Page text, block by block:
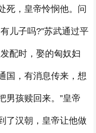
死，皇帝怜悯他。问
儿子吗?”苏武通过平
配时，娶的匈奴妇
国，有消息传来，想
男孩赎回来。”皇帝
了汉朝，皇帝让他做